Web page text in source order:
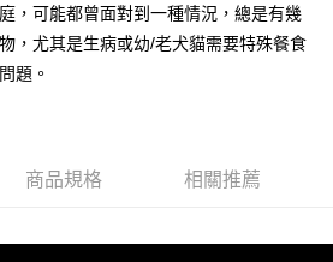
，可能都曾面對到一種情況，總是有幾
，尤其是生病或幼/老犬貓需要特殊餐食
題。
商品規格 相關推薦